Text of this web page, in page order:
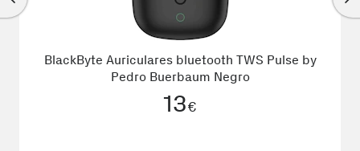
BlackByte Auriculares bluetooth TWS Pulse by
Pedro Buerbaum Negro
13€